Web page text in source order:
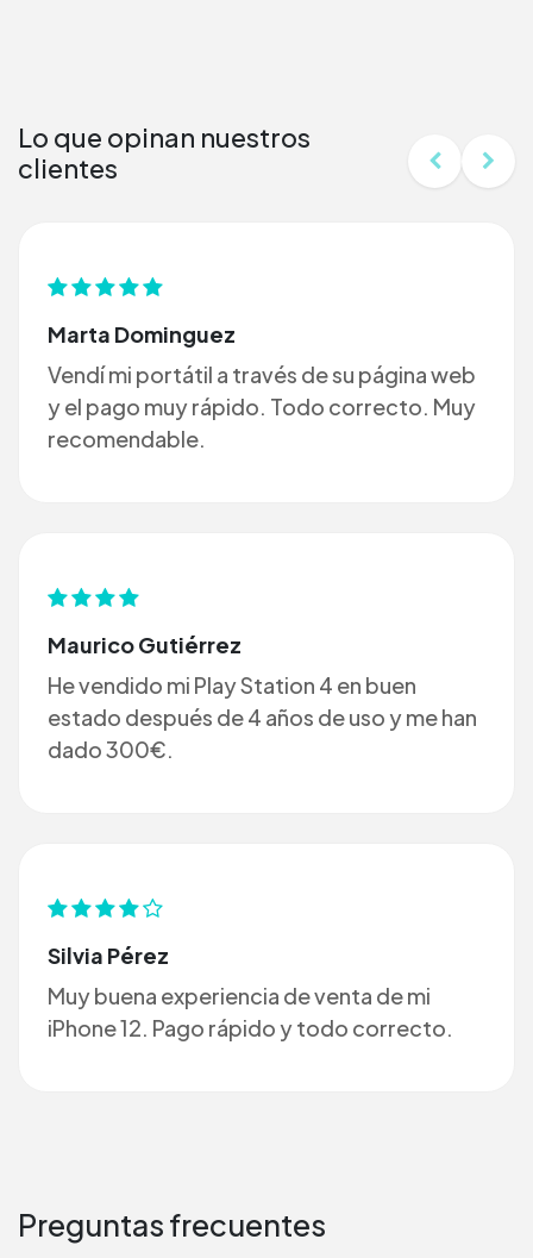
Lo que opinan nuestros
clientes
Marta Dominguez
Vendí mi portátil a través de su página web
y el pago muy rápido. Todo correcto. Muy
recomendable.
Maurico Gutiérrez
He vendido mi Play Station 4 en buen
estado después de 4 años de uso y me han
dado 300€.
Silvia Pérez
Muy buena experiencia de venta de mi
iPhone 12. Pago rápido y todo correcto.
Preguntas frecuentes